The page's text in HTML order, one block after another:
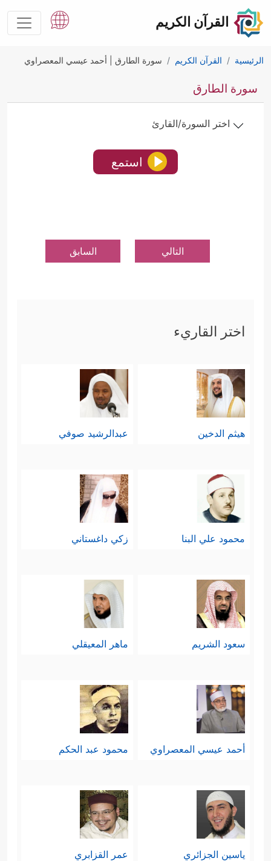
القرآن الكريم
الرئيسية القرآن الكريم سورة الطارق | أحمد عيسي المعصراوي
سورة الطارق
اختر السورة/القارئ
استمع
التالي السابق
اختر القاريء
هيثم الدخين عبدالرشيد صوفي
محمود علي البنا زكي داغستاني
سعود الشريم ماهر المعيقلي
أحمد عيسي المعصراوي محمود عبد الحكم
ياسين الجزائري عمر القزابري